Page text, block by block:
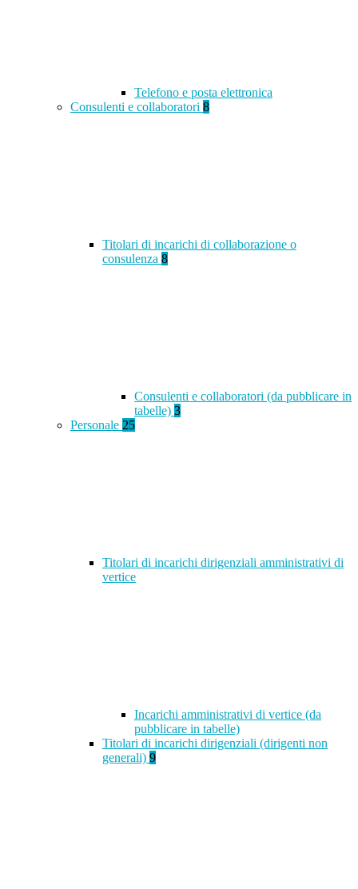
Telefono e posta elettronica
Consulenti e collaboratori 8
Titolari di incarichi di collaborazione o
consulenza 8
Consulenti e collaboratori (da pubblicare in
tabelle) 3
Personale 25
Titolari di incarichi dirigenziali amministrativi di
vertice
Incarichi amministrativi di vertice (da
pubblicare in tabelle)
Titolari di incarichi dirigenziali (dirigenti non
generali) 9